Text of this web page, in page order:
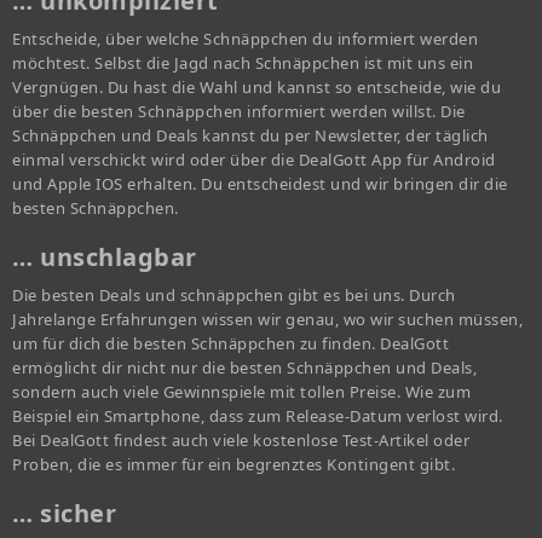
Entscheide, über welche Schnäppchen du informiert werden
möchtest. Selbst die Jagd nach Schnäppchen ist mit uns ein
Vergnügen. Du hast die Wahl und kannst so entscheide, wie du
über die besten Schnäppchen informiert werden willst. Die
Schnäppchen und Deals kannst du per Newsletter, der täglich
einmal verschickt wird oder über die DealGott App für Android
und Apple IOS erhalten. Du entscheidest und wir bringen dir die
besten Schnäppchen.
… unschlagbar
Die besten Deals und schnäppchen gibt es bei uns. Durch
Jahrelange Erfahrungen wissen wir genau, wo wir suchen müssen,
um für dich die besten Schnäppchen zu finden. DealGott
ermöglicht dir nicht nur die besten Schnäppchen und Deals,
sondern auch viele Gewinnspiele mit tollen Preise. Wie zum
Beispiel ein Smartphone, dass zum Release-Datum verlost wird.
Bei DealGott findest auch viele kostenlose Test-Artikel oder
Proben, die es immer für ein begrenztes Kontingent gibt.
… sicher